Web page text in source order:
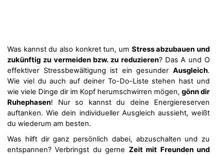
Was kannst du also konkret tun, um Stress abzubauen und
zukünftig zu vermeiden bzw. zu reduzieren? Das A und O
effektiver Stressbewältigung ist ein gesunder Ausgleich.
Wie viel du auch auf deiner To-Do-Liste stehen hast und
wie viele Dinge dir im Kopf herumschwirren mögen, gönn dir
Ruhephasen! Nur so kannst du deine Energiereserven
auftanken. Wie dein individueller Ausgleich aussieht, weißt
du wiederum am besten.
Was hilft dir ganz persönlich dabei, abzuschalten und zu
entspannen? Verbringst du gerne Zeit mit Freunden und